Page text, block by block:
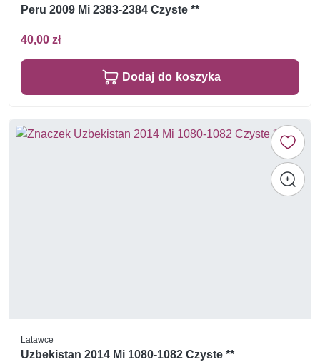
Peru 2009 Mi 2383-2384 Czyste **
40,00 zł
Dodaj do koszyka
Latawce
Uzbekistan 2014 Mi 1080-1082 Czyste **